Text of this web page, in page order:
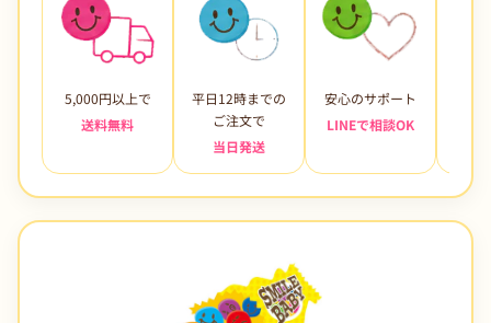
5,000円以上で
送料無料
平日12時までの
ご注文で
当日発送
安心のサポート
LINEで相談OK